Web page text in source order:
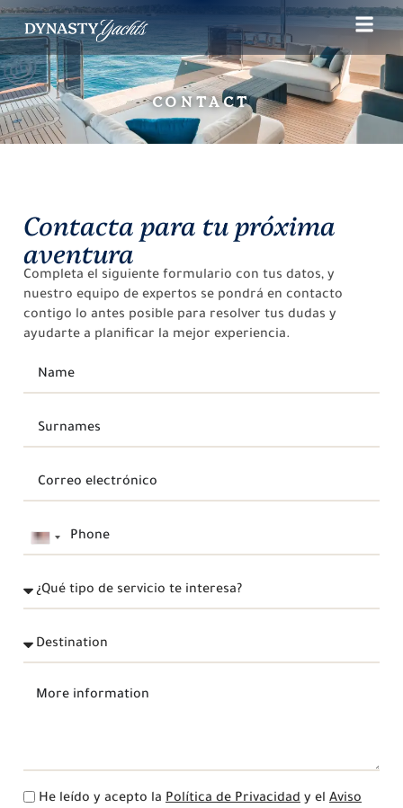
CONTACT
Contacta para tu próxima
aventura
Completa el siguiente formulario con tus datos, y
nuestro equipo de expertos se pondrá en contacto
contigo lo antes posible para resolver tus dudas y
ayudarte a planificar la mejor experiencia.
Spain
He leído y acepto la Política de Privacidad y el Aviso